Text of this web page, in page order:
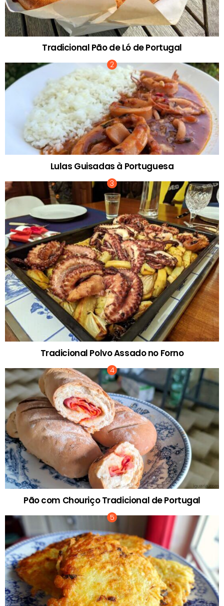
Tradicional Pão de Ló de Portugal
Lulas Guisadas à Portuguesa
Tradicional Polvo Assado no Forno
Pão com Chouriço Tradicional de Portugal